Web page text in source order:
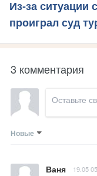
Из-за ситуации
проиграл суд
3 комментария
Новые
Ваня 19.05